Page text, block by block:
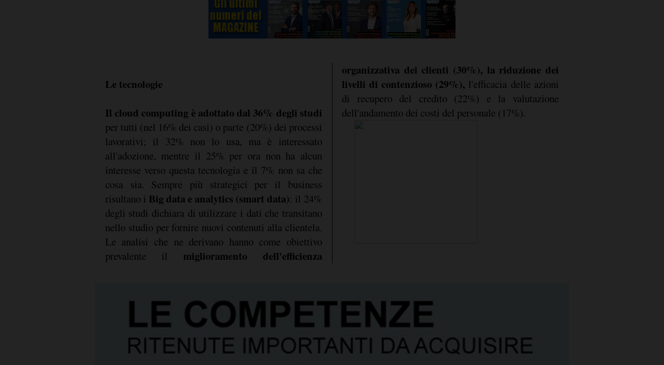
Le tecnologie
Il cloud computing è adottato dal 36% degli studi
per tutti (nel 16% dei casi) o parte (20%) dei processi
lavorativi; il 32% non lo usa, ma è interessato
all'adozione, mentre il 25% per ora non ha alcun
interesse verso questa tecnologia e il 7% non sa che
cosa sia. Sempre più strategici per il business
risultano i Big data e analytics (smart data): il 24%
degli studi dichiara di utilizzare i dati che transitano
nello studio per fornire nuovi contenuti alla clientela.
Le analisi che ne derivano hanno come obiettivo
prevalente il miglioramento dell'efficienza
organizzativa dei clienti (30%), la riduzione dei
livelli di contenzioso (29%), l'efficacia delle azioni
di recupero del credito (22%) e la valutazione
dell'andamento dei costi del personale (17%).